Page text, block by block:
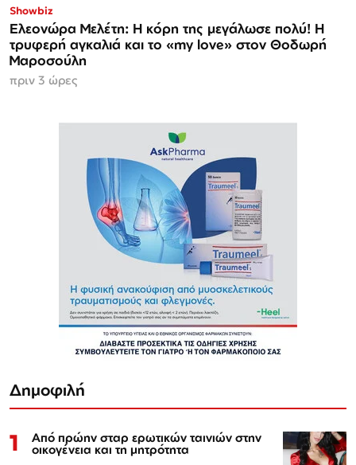
Showbiz
Ελεονώρα Μελέτη: Η κόρη της μεγάλωσε πολύ! Η
τρυφερή αγκαλιά και το «my love» στον Θοδωρή
Μαροσούλη
πριν 3 ώρες
Δημοφιλή
1 Από πρώην σταρ ερωτικών ταινιών στην
οικογένεια και τη μητρότητα